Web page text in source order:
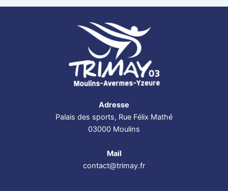
Adresse
Palais des sports, Rue Félix Mathé
03000 Moulins
Mail
contact@trimay.fr